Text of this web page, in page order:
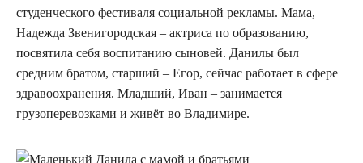
студенческого фестиваля социальной рекламы. Мама,
Надежда Звенигородская – актриса по образованию,
посвятила себя воспитанию сыновей. Данилы был
средним братом, старший – Егор, сейчас работает в сфере
здравоохранения. Младший, Иван – занимается
грузоперевозками и живёт во Владимире.